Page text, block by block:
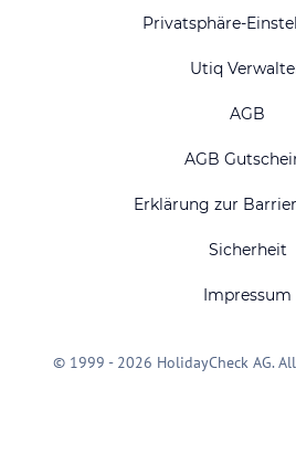
Privatsphäre-
Utiq
AGB
AGB
Erklärung zur
Sicherheit
Impressum
© 1999 - 2026 HolidayCheck AG.